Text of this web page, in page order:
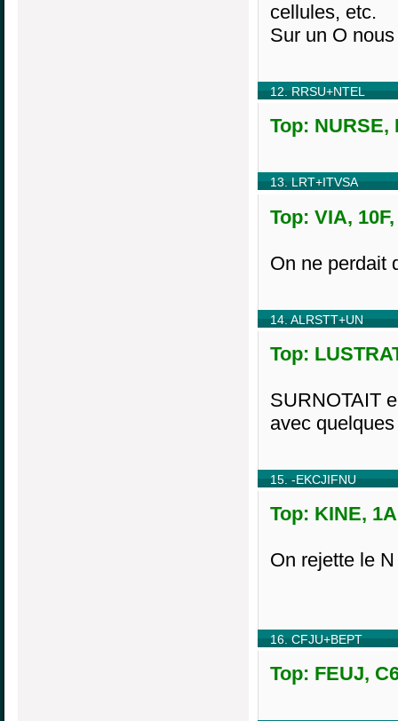
cellules, etc.
Sur un O
12. RRSU+NTEL
Top: NURSE,
13. LRT+ITVSA
Top: VIA,
On ne perdait
14. ALRSTT+UN
Top:
SURNOTAIT
avec
15. -EKCJIFNU
Top: KINE,
On rejette le N
16. CFJU+BEPT
Top: FEUJ,